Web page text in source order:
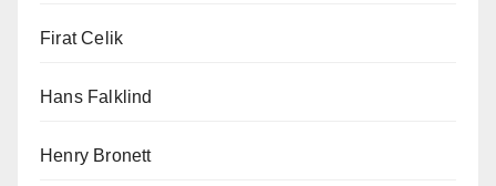
Firat Celik
Hans Falklind
Henry Bronett